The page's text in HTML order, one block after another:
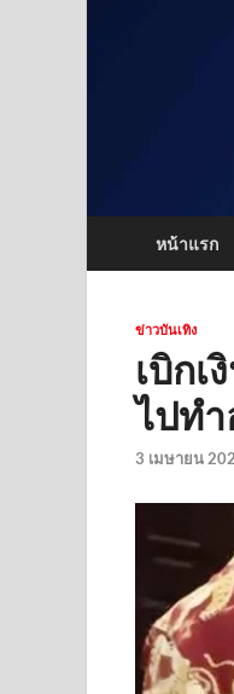
หน้าแรก
ข่าวบันเทิง
เบิกเ
ไปทำ
3 เมษายน